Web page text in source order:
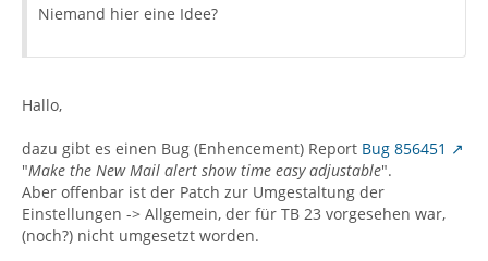
Niemand hier eine Idee?
Hallo,
dazu gibt es einen Bug (Enhencement) Report Bug 856451
"Make the New Mail alert show time easy adjustable".
Aber offenbar ist der Patch zur Umgestaltung der
Einstellungen -> Allgemein, der für TB 23 vorgesehen war,
(noch?) nicht umgesetzt worden.